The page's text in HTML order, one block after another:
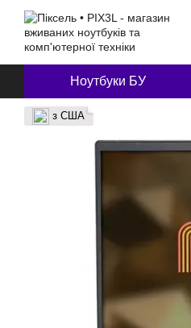
Перейти до основного контенту
Ноутбуки БУ
з США